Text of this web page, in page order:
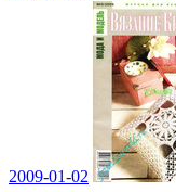
2009-01-02